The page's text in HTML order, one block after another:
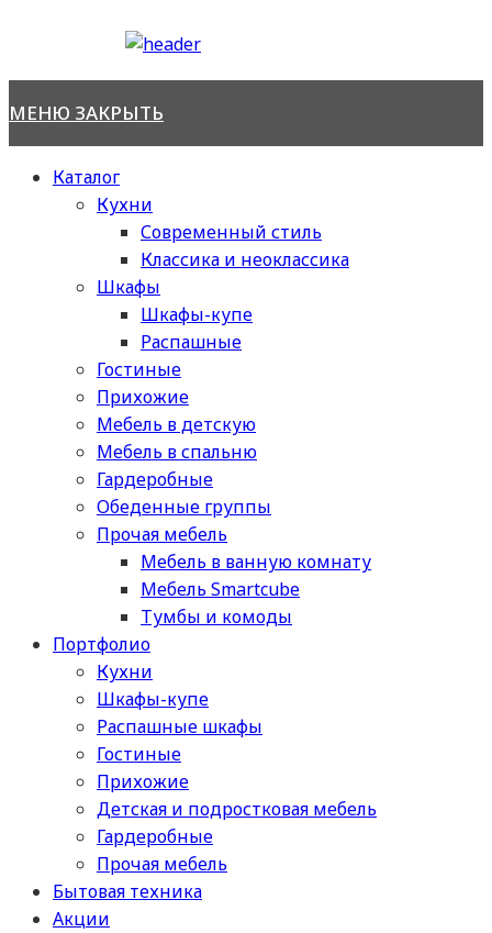
МЕНЮ ЗАКРЫТЬ
Каталог
Кухни
Современный стиль
Классика и неоклассика
Шкафы
Шкафы-купе
Распашные
Гостиные
Прихожие
Мебель в детскую
Мебель в спальню
Гардеробные
Обеденные группы
Прочая мебель
Мебель в ванную комнату
Мебель Smartcube
Тумбы и комоды
Портфолио
Кухни
Шкафы-купе
Распашные шкафы
Гостиные
Прихожие
Детская и подростковая мебель
Гардеробные
Прочая мебель
Бытовая техника
Акции